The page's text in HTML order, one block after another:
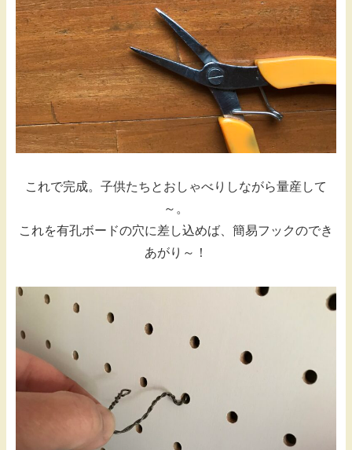
これで完成。子供たちとおしゃべりしながら量産して
～。
これを有孔ボードの穴に差し込めば、簡易フックのでき
あがり～！